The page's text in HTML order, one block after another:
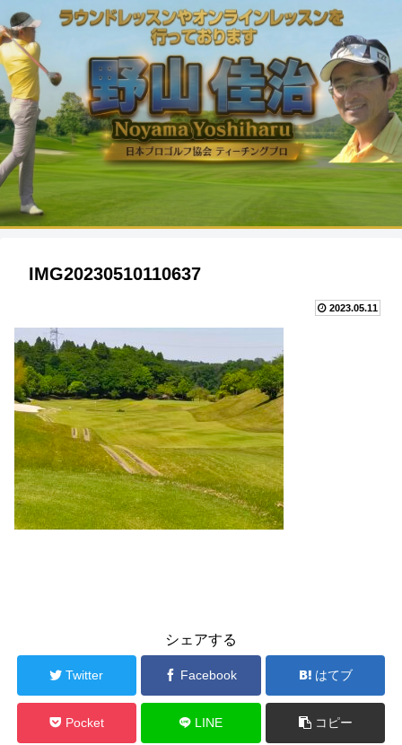
IMG20230510110637
2023.05.11
シェアする
Twitter Facebook はてブ
Pocket LINE コピー